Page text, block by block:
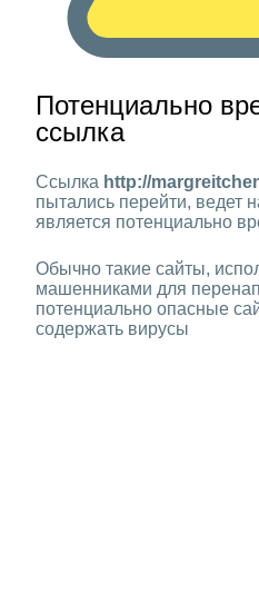
Потенциально
ссылка
Ссылка http://
пытались перейти, ведет
является потенциально
Обычно такие сайты,
машенниками для
потенциально опасные
содержать вирусы